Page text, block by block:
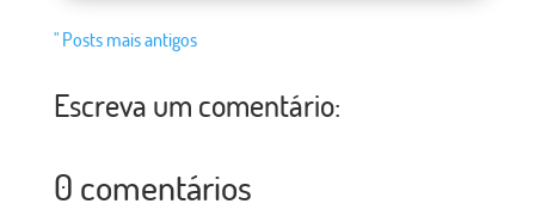
" Posts mais antigos
Escreva um comentário:
0 comentários